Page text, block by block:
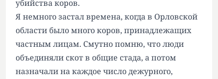
убийства коров.
Я немного застал времена, когда в Орловской
области было много коров, принадлежащих
частным лицам. Смутно помню, что люди
объединяли скот в общие стада, а потом
назначали на каждое число дежурного,